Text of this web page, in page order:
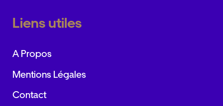
Liens utiles
A Propos
Mentions Légales
Contact